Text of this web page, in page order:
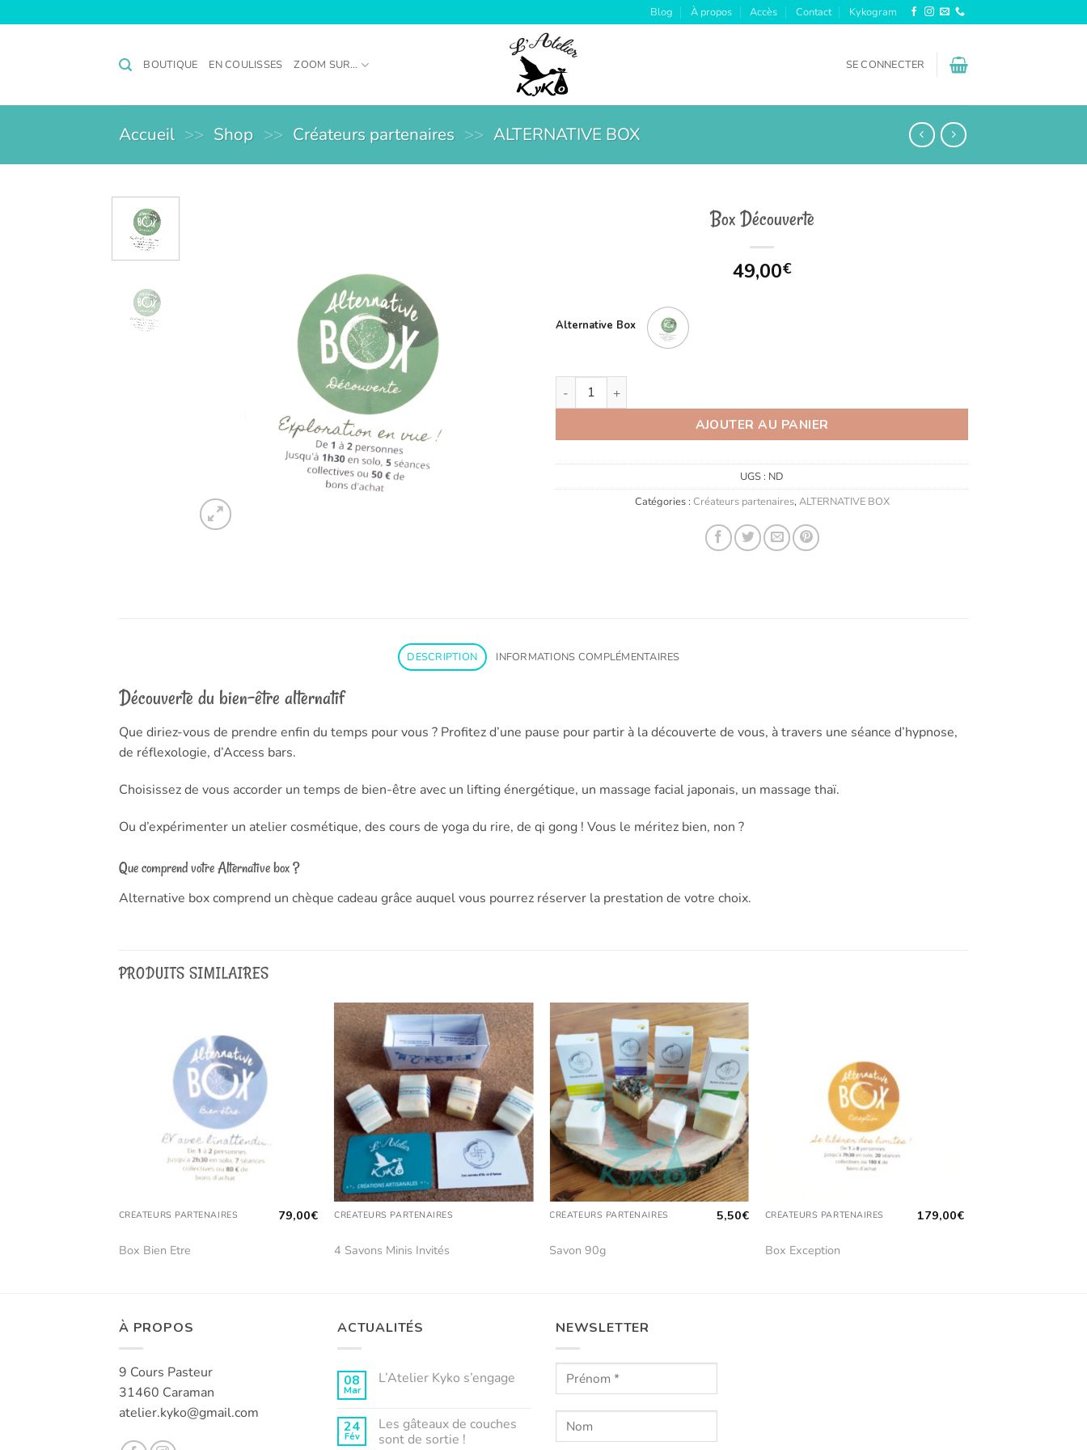
au
Blog À propos Accès Contact Kykogram
BOUTIQUE EN COULISSES ZOOM SUR… SE CONNECTER
Accueil >> Shop >> Créateurs partenaires >> ALTERNATIVE BOX
Box Découverte
49,00€
Alternative Box
quantité de Box Découverte
AJOUTER AU PANIER
UGS : ND
Catégories : Créateurs partenaires, ALTERNATIVE BOX
DESCRIPTION INFORMATIONS COMPLÉMENTAIRES
Découverte du bien-être alternatif
Que diriez-vous de prendre enfin du temps pour vous ? Profitez d’une pause pour partir à la découverte de vous, à travers une séance d’hypnose,
de réflexologie, d’Access bars.
Choisissez de vous accorder un temps de bien-être avec un lifting énergétique, un massage facial japonais, un massage thaï.
Ou d’expérimenter un atelier cosmétique, des cours de yoga du rire, de qi gong ! Vous le méritez bien, non ?
Que comprend votre Alternative box ?
Alternative box comprend un chèque cadeau grâce auquel vous pourrez réserver la prestation de votre choix.
PRODUITS SIMILAIRES
CRÉATEURS PARTENAIRES
Box Bien Etre
79,00€ CRÉATEURS PARTENAIRES
4 Savons Minis Invités
CRÉATEURS PARTENAIRES
Savon 90g
5,50€ CRÉATEURS PARTENAIRES
Box Exception
179,00€
À PROPOS
9 Cours Pasteur
31460 Caraman
atelier.kyko@gmail.com
ACTUALITÉS
08
Mar
L’Atelier Kyko s’engage
L’Atelier
Kyko
s’engage
24
Fév
Les gâteaux de couches
sont de sortie !
NEWSLETTER